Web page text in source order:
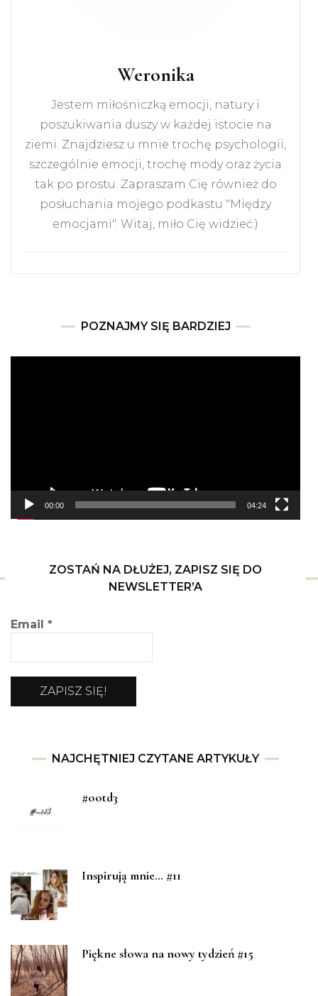
Weronika
Jestem miłośniczką emocji, natury i
poszukiwania duszy w każdej istocie na
ziemi. Znajdziesz u mnie trochę psychologii,
szczególnie emocji, trochę mody oraz życia
tak po prostu. Zapraszam Cię również do
posłuchania mojego podkastu "Między
emocjami". Witaj, miło Cię widzieć:)
POZNAJMY SIĘ BARDZIEJ
00:00 04:24
ZOSTAŃ NA DŁUŻEJ, ZAPISZ SIĘ DO
NEWSLETTER’A
Email *
NAJCHĘTNIEJ CZYTANE ARTYKUŁY
#ootd3
Inspirują mnie… #11
Piękne słowa na nowy tydzień #15